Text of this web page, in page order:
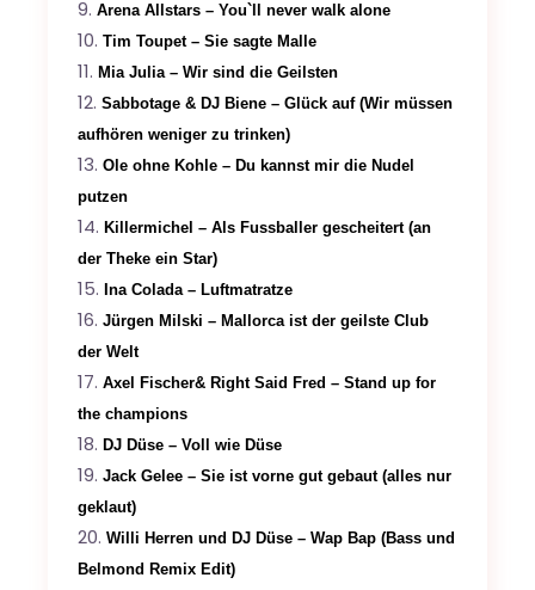
Arena Allstars – You`ll never walk alone
Tim Toupet – Sie sagte Malle
Mia Julia – Wir sind die Geilsten
Sabbotage & DJ Biene – Glück auf (Wir müssen
aufhören weniger zu trinken)
Ole ohne Kohle – Du kannst mir die Nudel
putzen
Killermichel – Als Fussballer gescheitert (an
der Theke ein Star)
Ina Colada – Luftmatratze
Jürgen Milski – Mallorca ist der geilste Club
der Welt
Axel Fischer& Right Said Fred – Stand up for
the champions
DJ Düse – Voll wie Düse
Jack Gelee – Sie ist vorne gut gebaut (alles nur
geklaut)
Willi Herren und DJ Düse – Wap Bap (Bass und
Belmond Remix Edit)